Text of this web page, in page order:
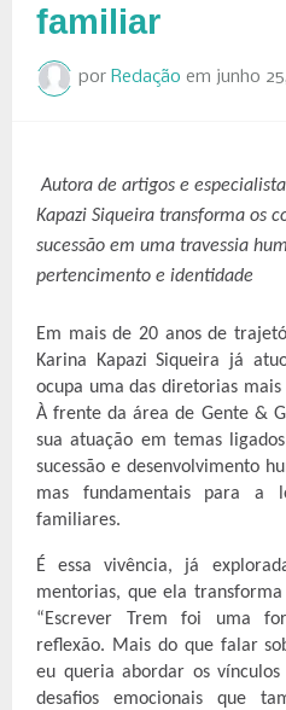
familiar
por Redação em junho
Autora de artigos e
Kapazi Siqueira transforma os
sucessão em uma travessia
pertencimento e identidade
Em mais de 20 anos de
Karina Kapazi Siqueira já
ocupa uma das diretorias
À frente da área de Gente &
sua atuação em temas
sucessão e desenvolvimento
mas fundamentais para a
familiares.
É essa vivência, já
mentorias, que ela
“Escrever Trem foi uma
reflexão. Mais do que falar
eu queria abordar os
desafios emocionais que